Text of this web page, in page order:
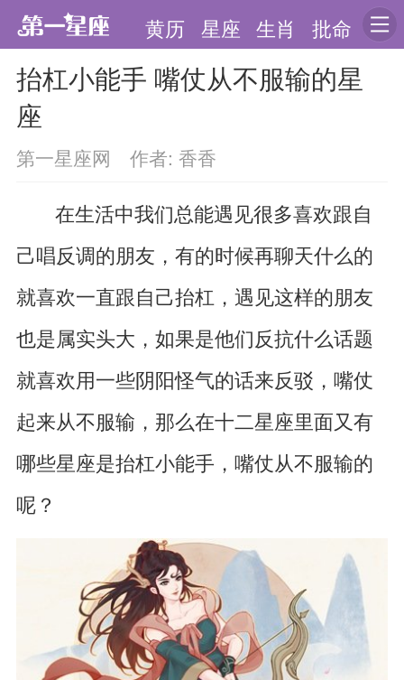
黄历 星座 生肖 批命
抬杠小能手 嘴仗从不服输的星
座
第一星座网 作者: 香香
在生活中我们总能遇见很多喜欢跟自
己唱反调的朋友，有的时候再聊天什么的
就喜欢一直跟自己抬杠，遇见这样的朋友
也是属实头大，如果是他们反抗什么话题
就喜欢用一些阴阳怪气的话来反驳，嘴仗
起来从不服输，那么在十二星座里面又有
哪些星座是抬杠小能手，嘴仗从不服输的
呢？